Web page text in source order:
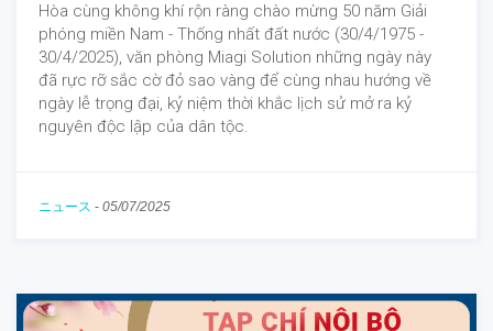
Hòa cùng không khí rộn ràng chào mừng 50 năm Giải
phóng miền Nam - Thống nhất đất nước (30/4/1975 -
30/4/2025), văn phòng Miagi Solution những ngày này
đã rực rỡ sắc cờ đỏ sao vàng để cùng nhau hướng về
ngày lễ trọng đại, kỷ niệm thời khắc lịch sử mở ra kỷ
nguyên độc lập của dân tộc.
ニュース - 05/07/2025